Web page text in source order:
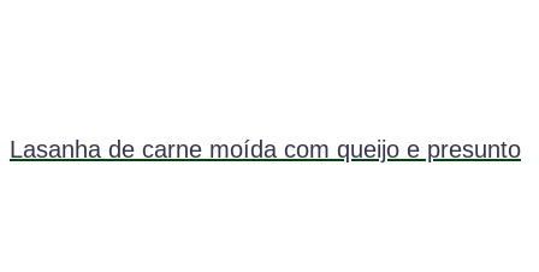
Lasanha de carne moída com queijo e presunto